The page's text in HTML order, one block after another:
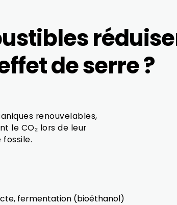
de serre ?
renouvelables,
le CO₂ lors de leur
fermentation (bioéthanol)